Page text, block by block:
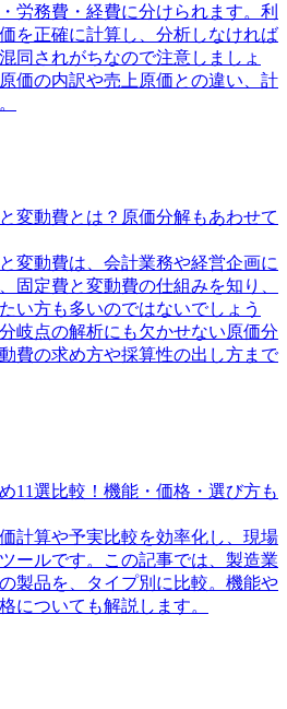
労務費・経費に分けられます。利
を正確に計算し、分析しなければ
同されがちなので注意しましょ
価の内訳や売上原価との違い、計
変動費とは？原価分解もあわせて
変動費は、会計業務や経営企画に
固定費と変動費の仕組みを知り、
い方も多いのではないでしょう
岐点の解析にも欠かせない原価分
費の求め方や採算性の出し方まで
11選比較！機能・価格・選び方も
計算や予実比較を効率化し、現場
ールです。この記事では、製造業
製品を、タイプ別に比較。機能や
についても解説します。